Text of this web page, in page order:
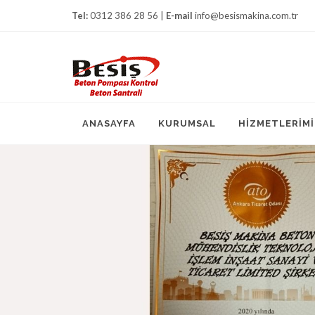
Tel:0312 386 28 56 | E-mail info@besismakina.com.tr
ANASAYFA KURUMSAL